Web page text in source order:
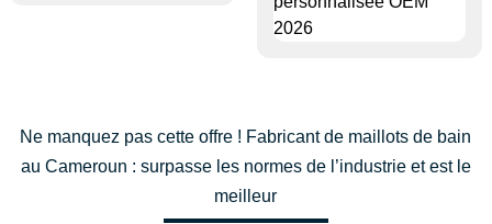
Ne manquez pas cette offre ! Fabricant de maillots de bain
au Cameroun : surpasse les normes de l’industrie et est le
meilleur